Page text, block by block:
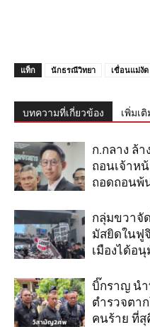
แท็ก นักธรณีวิทยา เขื่อนแม่งัด
บทความที่เกี่ยวข้อง เพิ่มเ
ก.กลาง ล้
ถอนเจ้าห
ถอดถอนพ้
กลุ่มขวาจั
มัสยิดในฟู
เมืองได้อ
บิ๊กราญ น
ตำรวจตา
คนร้าย ที่